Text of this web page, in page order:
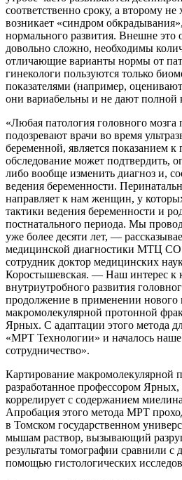
соответственно сроку, а второму не
возникает «синдром
нормального развития. Внешне это
довольно сложно, необходимы
отличающие варианты нормы от
гинекологи пользуются только
показателями (например,
они вариабельны и не дают полной
«Любая патология головного мозга
подозревают врачи во время
беременной, является
обследование может подтвердить,
либо вообще изменить диагноз и,
ведения беременности.
направляет к нам женщин, у
тактики ведения беременности и
постнатального периода. Мы
уже более десяти лет, —
медицинской диагностики МТЦ
сотрудник доктор медицинских
Коростышевская. — Наш интерес к
внутриутробного развития
продолжение в применении нового
макромолекулярной протонной
Ярных. С адаптации этого метода
«МРТ Технологии» и началось
сотрудничество».
Картирование макромолекулярной
разработанное профессором Ярных,
коррелирует с содержанием
Апробация этого метода МРТ
в Томском государственном
мышам раствор, вызывающий
результаты томографии сравнили
помощью гистологических